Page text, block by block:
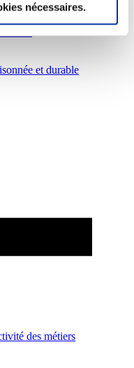
nécessaires.
et durable
des métiers